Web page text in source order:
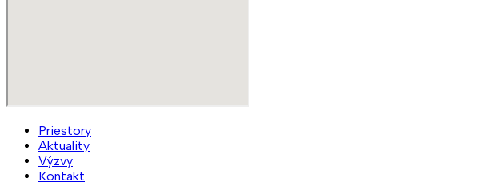
Priestory
Aktuality
Výzvy
Kontakt